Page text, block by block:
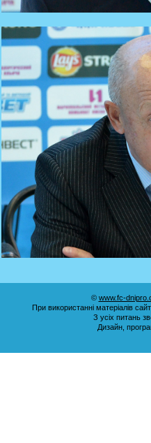
© www.fc-
При використанні матеріалів
З усіх питань
Дизайн,